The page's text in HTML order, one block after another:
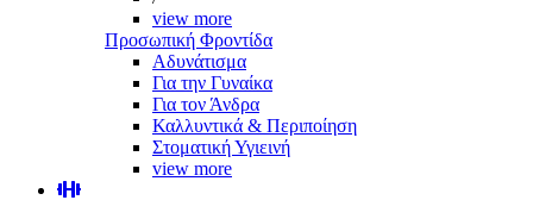
view more
Προσωπική Φροντίδα
Αδυνάτισμα
Για την Γυναίκα
Για τον Άνδρα
Καλλυντικά & Περιποίηση
Στοματική Υγιεινή
view more